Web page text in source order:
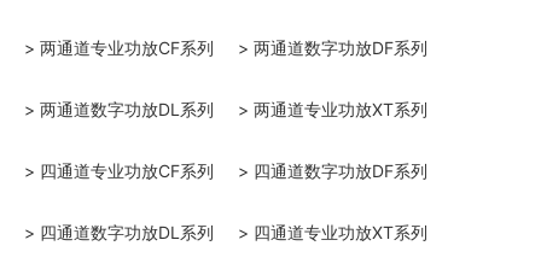
> 两通道专业功放CF系列 > 两通道数字功放DF系列
> 两通道数字功放DL系列 > 两通道专业功放XT系列
> 四通道专业功放CF系列 > 四通道数字功放DF系列
> 四通道数字功放DL系列 > 四通道专业功放XT系列